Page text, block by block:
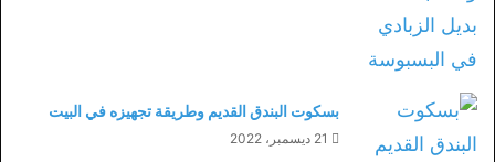
بسكوت البندق القديم وطريقة تجهيزه في البيت
21 ديسمبر، 2022